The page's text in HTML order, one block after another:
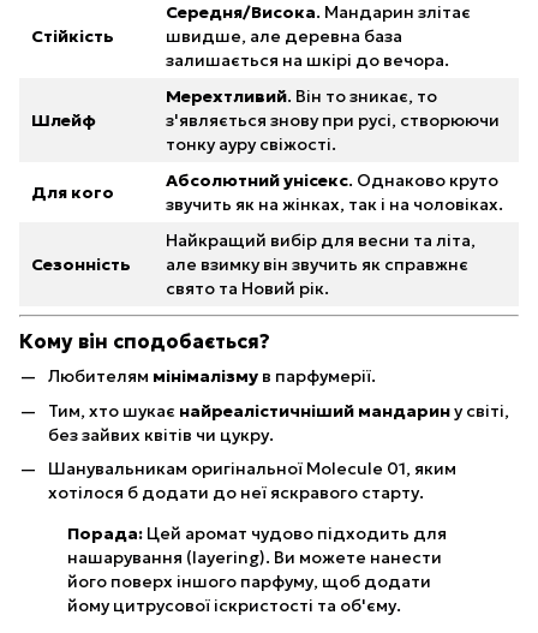
Стійкість
Середня/Висока. Мандарин злітає
швидше, але деревна база
залишається на шкірі до вечора.
Шлейф
Мерехтливий. Він то зникає, то
з'являється знову при русі, створюючи
тонку ауру свіжості.
Для кого
Абсолютний унісекс. Однаково круто
звучить як на жінках, так і на чоловіках.
Сезонність
Найкращий вибір для весни та літа,
але взимку він звучить як справжнє
свято та Новий рік.
Кому він сподобається?
Любителям мінімалізму в парфумерії.
Тим, хто шукає найреалістичніший мандарину світі,
без зайвих квітів чи цукру.
Шанувальникам оригінальної Molecule 01, яким
хотілося б додати до неї яскравого старту.
Порада: Цей аромат чудово підходить для
нашарування (layering). Ви можете нанести
його поверх іншого парфуму, щоб додати
йому цитрусової іскристості та об'єму.